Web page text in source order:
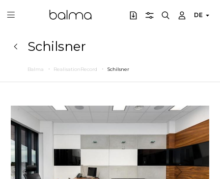
DE
Schilsner
Balma RealisationRecord Schilsner
Zurück Weiter